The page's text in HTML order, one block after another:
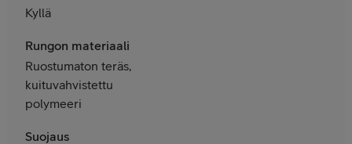
Kyllä
Rungon materiaali
Ruostumaton teräs,
kuituvahvistettu
polymeeri
Suojaus